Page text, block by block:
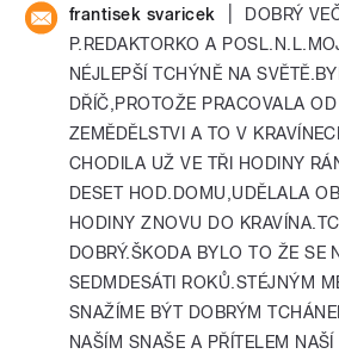
frantisek svaricek
DOBRÝ
P.REDAKTORKO A
NÉJLEPŠÍ TCHÝNĚ NA
DŘÍČ,PROTOŽE PRACOVALA
ZEMĚDĚLSTVI A TO V
CHODILA UŽ VE TŘI HODINY
DESET HOD.DOMU,UDĚLALA
HODINY ZNOVU DO
DOBRÝ.ŠKODA BYLO TO ŽE SE
SEDMDESÁTI ROKŮ.STÉJNÝM
SNAŽÍME BÝT DOBRÝM
NAŠÍM SNAŠE A PŘÍTELEM NAŠÍ